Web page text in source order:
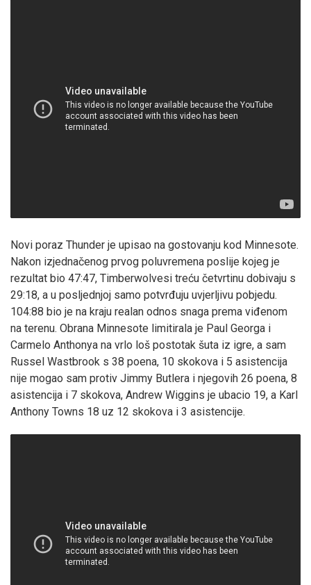
Novi poraz Thunder je upisao na gostovanju kod Minnesote.
Nakon izjednačenog prvog poluvremena poslije kojeg je
rezultat bio 47:47, Timberwolvesi treću četvrtinu dobivaju s
29:18, a u posljednjoj samo potvrđuju uvjerljivu pobjedu.
104:88 bio je na kraju realan odnos snaga prema viđenom
na terenu. Obrana Minnesote limitirala je Paul Georga i
Carmelo Anthonya na vrlo loš postotak šuta iz igre, a sam
Russel Wastbrook s 38 poena, 10 skokova i 5 asistencija
nije mogao sam protiv Jimmy Butlera i njegovih 26 poena, 8
asistencija i 7 skokova, Andrew Wiggins je ubacio 19, a Karl
Anthony Towns 18 uz 12 skokova i 3 asistencije.